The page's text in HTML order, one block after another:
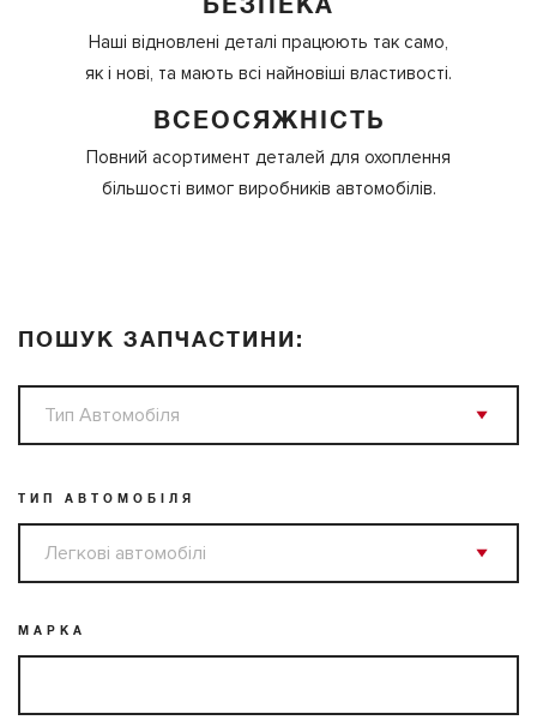
БЕЗПЕКА
Наші відновлені деталі працюють так само,
як і нові, та мають всі найновіші властивості.
ВСЕОСЯЖНІСТЬ
Повний асортимент деталей для охоплення
більшості вимог виробників автомобілів.
ПОШУК ЗАПЧАСТИНИ:
ТИП АВТОМОБІЛЯ
МАРКА